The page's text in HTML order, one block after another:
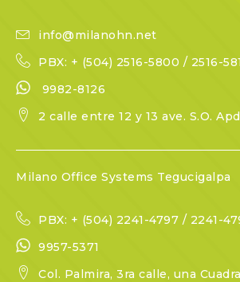
info@milanohn.net
PBX: + (504) 2516-5800 / 2516-
9982-8126
2 calle entre 12 y 13 ave. S.O.
Milano Office Systems Tegucigalpa
PBX: + (504) 2241-4797 / 2241-
9957-5371
Col. Palmira, 3ra calle, una